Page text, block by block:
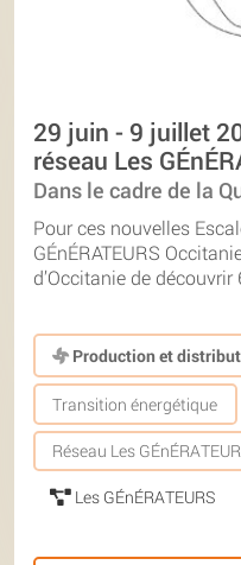
29 juin - 9 juillet
réseau Les
Dans le cadre de la
Pour ces nouvelles
GÉnÉRATEURS
d’Occitanie de
Production et
Transition énergétique
Réseau Les
Les GÉnÉRATEURS